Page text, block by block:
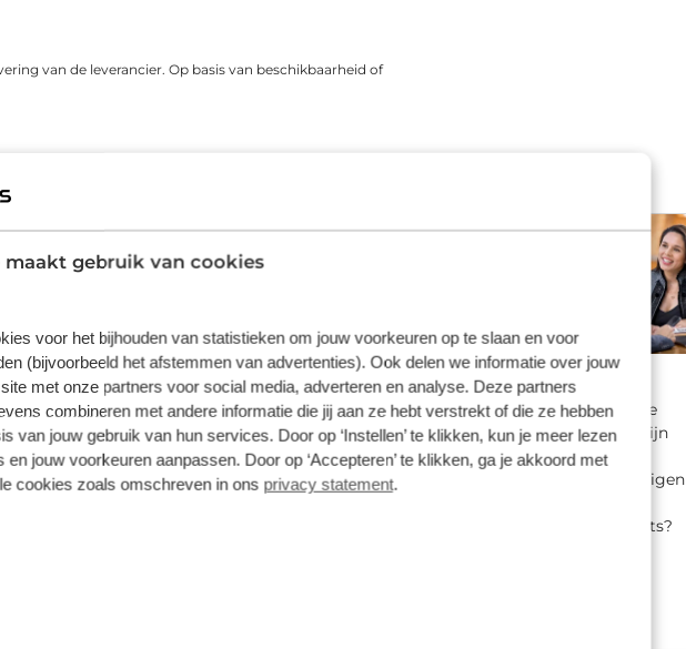
maakt gebruik van cookies
voor het bijhouden van statistieken om jouw voorkeuren op te slaan en voor
(bijvoorbeeld het afstemmen van advertenties). Ook delen we informatie over jouw
met onze partners voor social media, adverteren en analyse. Deze partners
combineren met andere informatie die jij aan ze hebt verstrekt of die ze hebben
van jouw gebruik van hun services. Door op ‘Instellen’ te klikken, kun je meer lezen
jouw voorkeuren aanpassen. Door op ‘Accepteren’ te klikken, ga je akkoord met
cookies zoals omschreven in ons privacy statement.
van de leverancier. Op basis van beschikbaarheid of
Kingpolis voor Broekhuis
sluit je af in één van de
fietsenwinkels of telefonisch
één van onze medewerkers. Kocht
Fietslease
Bij Broekhuis ben je aan het goede
adres om een fiets te leasen. Wij zijn
aangesloten bij meerdere lease
maatschappijen en hebben onze eigen
vragen over het leasen van een fiets?